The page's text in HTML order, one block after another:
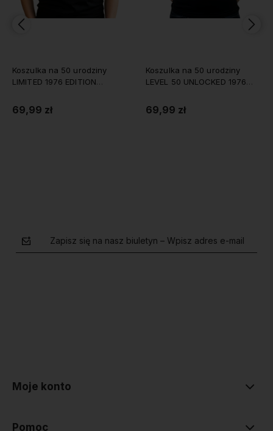
Koszulka na 50 urodziny
LEVEL 50 UNLOCKED 1976
69,99 zł
Koszulka na 50 urodziny
Classic Original 1976 damska
69,99 zł
Zapisz się na nasz biuletyn – Wpisz adres e-mail
Moje konto
Pomoc